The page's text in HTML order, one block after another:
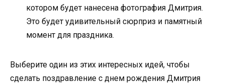
котором будет нанесена фотография Дмитрия.
Это будет удивительный сюрприз и памятный
момент для праздника.
Выберите один из этих интересных идей, чтобы
сделать поздравление с днем рождения Дмитрия